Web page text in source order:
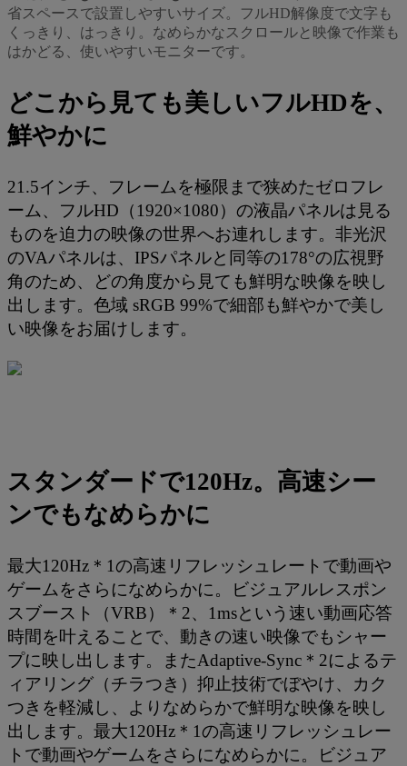
省スペースで設置しやすいサイズ。フルHD解像度で文字も
くっきり、はっきり。なめらかなスクロールと映像で作業も
はかどる、使いやすいモニターです。
どこから見ても美しいフルHDを、
鮮やかに
21.5インチ、フレームを極限まで狭めたゼロフレ
ーム、フルHD（1920×1080）の液晶パネルは見る
ものを迫力の映像の世界へお連れします。非光沢
のVAパネルは、IPSパネルと同等の178°の広視野
角のため、どの角度から見ても鮮明な映像を映し
出します。色域 sRGB 99%で細部も鮮やかで美し
い映像をお届けします。
スタンダードで120Hz。高速シー
ンでもなめらかに
最大120Hz＊1の高速リフレッシュレートで動画や
ゲームをさらになめらかに。ビジュアルレスポン
スブースト（VRB）＊2、1msという速い動画応答
時間を叶えることで、動きの速い映像でもシャー
プに映し出します。またAdaptive-Sync＊2によるテ
ィアリング（チラつき）抑止技術でぼやけ、カク
つきを軽減し、よりなめらかで鮮明な映像を映し
出します。最大120Hz＊1の高速リフレッシュレー
トで動画やゲームをさらになめらかに。ビジュア